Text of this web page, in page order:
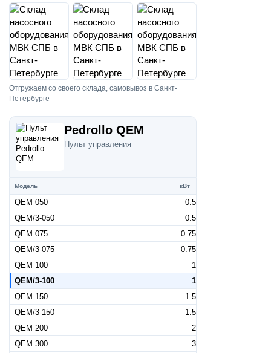
Отгружаем со своего склада, самовывоз в Санкт-
Петербурге
Pedrollo QEM
Пульт управления
Модель кВт
QEM 050
0.5
QEM/3-050
0.5
QEM 075
0.75
QEM/3-075
0.75
QEM 100
1
QEM/3-100
1
QEM 150
1.5
QEM/3-150
1.5
QEM 200
2
QEM 300
3